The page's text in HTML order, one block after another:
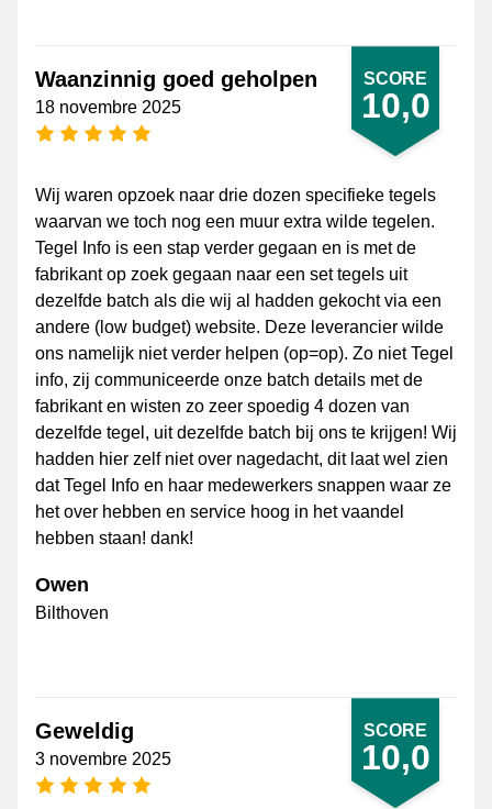
SCORE
10,0
Waanzinnig goed geholpen
18 novembre 2025
[_General:NumberOfStarsPluralFormat]
Wij waren opzoek naar drie dozen specifieke tegels
waarvan we toch nog een muur extra wilde tegelen.
Tegel Info is een stap verder gegaan en is met de
fabrikant op zoek gegaan naar een set tegels uit
dezelfde batch als die wij al hadden gekocht via een
andere (low budget) website. Deze leverancier wilde
ons namelijk niet verder helpen (op=op). Zo niet Tegel
info, zij communiceerde onze batch details met de
fabrikant en wisten zo zeer spoedig 4 dozen van
dezelfde tegel, uit dezelfde batch bij ons te krijgen! Wij
hadden hier zelf niet over nagedacht, dit laat wel zien
dat Tegel Info en haar medewerkers snappen waar ze
het over hebben en service hoog in het vaandel
hebben staan! dank!
Owen
Bilthoven
SCORE
10,0
Geweldig
3 novembre 2025
[_General:NumberOfStarsPluralFormat]